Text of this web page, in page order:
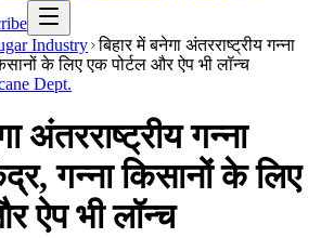
Industry बिहार में बनेगा अंतरराष्ट्रीय गन्ना
के लिए एक पोर्टल और ऐप भी लॉन्च
Dept.
अंतरराष्ट्रीय गन्ना
गन्ना किसानों के लिए
ऐप भी लॉन्च